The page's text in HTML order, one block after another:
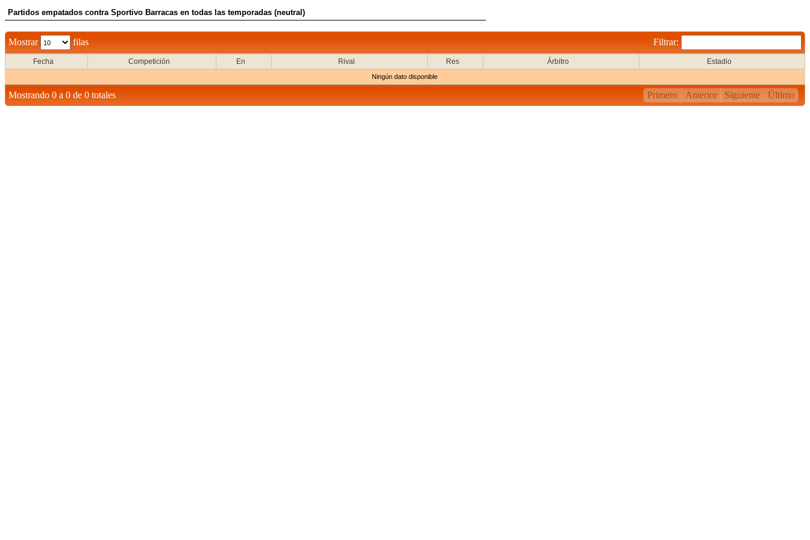
Partidos empatados contra Sportivo Barracas en todas las temporadas (neutral)
Mostrar filas Filtrar:
Fecha Competición En Rival Res Árbitro Estadio
Ningún dato disponible
Mostrando 0 a 0 de 0 totales Primero Anterior Siguiente Último